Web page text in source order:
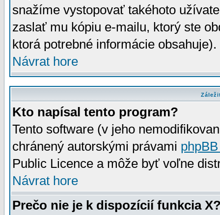
snažíme vystopovať takéhoto
zaslať mu kópiu e-mailu, ktorý ste
ktorá potrebné informácie
Návrat hore
Kto napísal tento program?
Tento software (v jeho
chránený autorskými právami
Public Licence a môže byť voľne
Návrat hore
Prečo nie je k dispozícií funkcia